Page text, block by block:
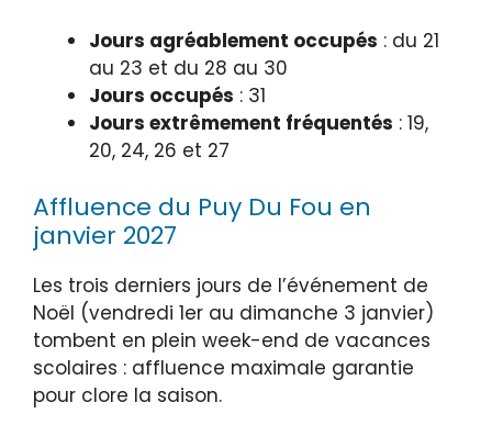
Jours agréablement occupés : du 21
au 23 et du 28 au 30
Jours occupés : 31
Jours extrêmement fréquentés : 19,
20, 24, 26 et 27
Affluence du Puy Du Fou en
janvier 2027
Les trois derniers jours de l’événement de
Noël (vendredi 1er au dimanche 3 janvier)
tombent en plein week-end de vacances
scolaires : affluence maximale garantie
pour clore la saison.